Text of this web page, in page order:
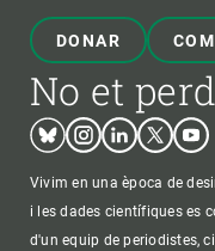
DONAR
No et
BlueskyInstagram
LinkedinTwitter
Vivim en una època de
i les dades científiques es
d'un equip de periodistes,